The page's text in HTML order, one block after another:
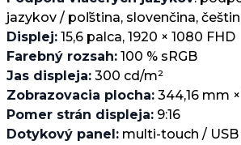
jazykov / poľština, slovenčina,
Displej: 15,6 palca, 1920 × 1080 FHD
Farebný rozsah: 100 % sRGB
Jas displeja: 300 cd/m²
Zobrazovacia plocha: 344,16 mm
Pomer strán displeja: 9:16
Dotykový panel: multi-touch /